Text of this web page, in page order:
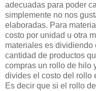
adecuadas para poder
simplemente no nos
elaboradas. Para
costo por unidad u otra
materiales es dividiendo
cantidad de productos
compras un rollo de hilo
divides el costo del rollo
Es decir que si el rollo